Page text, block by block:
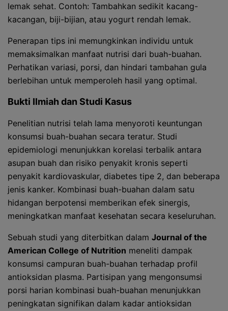
lemak sehat. Contoh: Tambahkan sedikit kacang-
kacangan, biji-bijian, atau yogurt rendah lemak.
Penerapan tips ini memungkinkan individu untuk
memaksimalkan manfaat nutrisi dari buah-buahan.
Perhatikan variasi, porsi, dan hindari tambahan gula
berlebihan untuk memperoleh hasil yang optimal.
Bukti Ilmiah dan Studi Kasus
Penelitian nutrisi telah lama menyoroti keuntungan
konsumsi buah-buahan secara teratur. Studi
epidemiologi menunjukkan korelasi terbalik antara
asupan buah dan risiko penyakit kronis seperti
penyakit kardiovaskular, diabetes tipe 2, dan beberapa
jenis kanker. Kombinasi buah-buahan dalam satu
hidangan berpotensi memberikan efek sinergis,
meningkatkan manfaat kesehatan secara keseluruhan.
Sebuah studi yang diterbitkan dalam Journal of the
American College of Nutrition meneliti dampak
konsumsi campuran buah-buahan terhadap profil
antioksidan plasma. Partisipan yang mengonsumsi
porsi harian kombinasi buah-buahan menunjukkan
peningkatan signifikan dalam kadar antioksidan